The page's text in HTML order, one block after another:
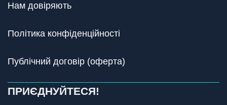
Нам довіряють
Політика конфіденційності
Публічний договір (оферта)
ПРИЄДНУЙТЕСЯ!